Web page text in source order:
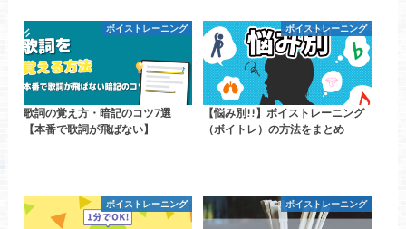
ボイストレーニング
歌詞の覚え方・暗記のコツ7選
【本番で歌詞が飛ばない】
ボイストレーニング
【悩み別!!】ボイストレーニング
（ボイトレ）の方法をまとめ
ボイストレーニング ボイストレーニング